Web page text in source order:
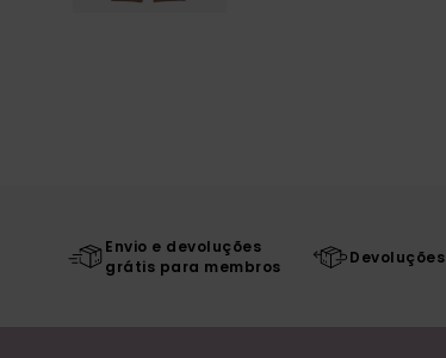
Envio e devoluções
grátis para membros